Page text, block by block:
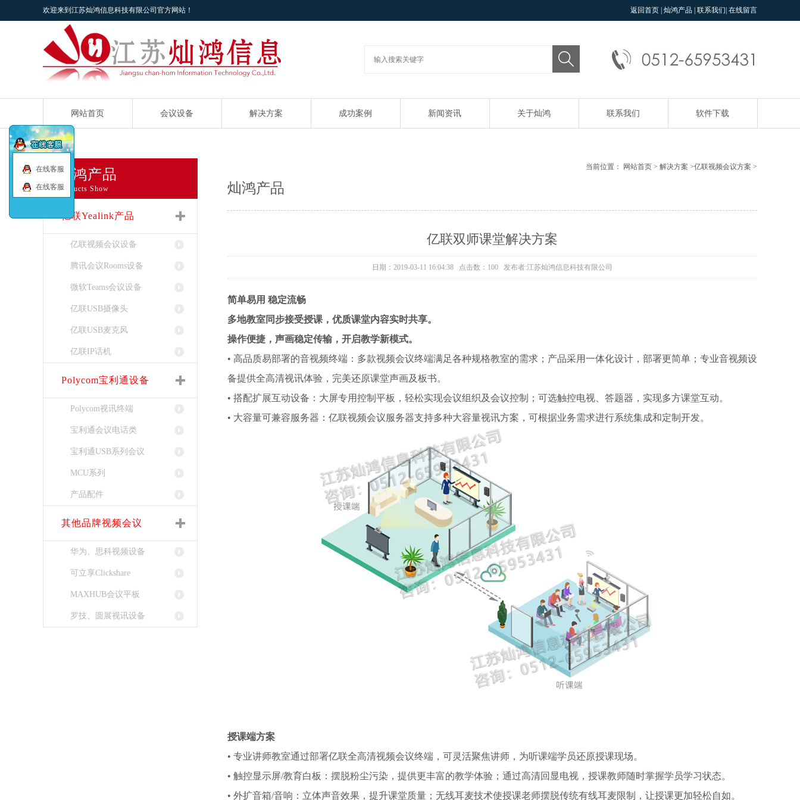
欢迎来到江苏灿鸿信息科技有限公司官方网站！ 返回首页 灿鸿产品 联系我们 在线留言
网站首页 会议设备 解决方案 成功案例 新闻资讯 关于灿鸿 联系我们 软件下载
灿鸿产品
Products Show
亿联Yealink产品
亿联视频会议设备
腾讯会议Rooms设备
微软Teams会议设备
亿联USB摄像头
亿联USB麦克风
亿联IP话机
Polycom宝利通设备
Polycom视讯终端
宝利通会议电话类
宝利通USB系列会议
MCU系列
产品配件
其他品牌视频会议
华为、思科视频设备
可立享Clickshare
MAXHUB会议平板
罗技、圆展视讯设备
当前位置： 网站首页 > 解决方案 >亿联视频会议方案 >
灿鸿产品
亿联双师课堂解决方案
日期：2019-03-11 16:04:38 点击数：100 发布者:江苏灿鸿信息科技有限公司
简单易用 稳定流畅
多地教室同步接受授课，优质课堂内容实时共享。
操作便捷，声画稳定传输，开启教学新模式。
• 高品质易部署的音视频终端：多款视频会议终端满足各种规格教室的需求；产品采用一体化设计，部署更简单；专业音视频设
备提供全高清视讯体验，完美还原课堂声画及板书。
• 搭配扩展互动设备：大屏专用控制平板，轻松实现会议组织及会议控制；可选触控电视、答题器，实现多方课堂互动。
• 大容量可兼容服务器：亿联视频会议服务器支持多种大容量视讯方案，可根据业务需求进行系统集成和定制开发。
授课端方案
• 专业讲师教室通过部署亿联全高清视频会议终端，可灵活聚焦讲师，为听课端学员还原授课现场。
• 触控显示屏/教育白板：摆脱粉尘污染，提供更丰富的教学体验；通过高清回显电视，授课教师随时掌握学员学习状态。
• 外扩音箱/音响：立体声音效果，提升课堂质量；无线耳麦技术使授课老师摆脱传统有线耳麦限制，让授课更加轻松自如。
在线客服
在线客服